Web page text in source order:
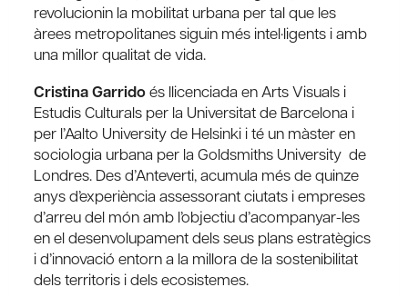
revolucionin la mobilitat urbana per tal que les
àrees metropolitanes siguin més intel·ligents i amb
una millor qualitat de vida.
Cristina Garridoés llicenciada en Arts Visuals i
Estudis Culturals per la Universitat de Barcelona i
per l’Aalto University de Helsinki i té un màster en
sociologia urbana per la Goldsmiths University de
Londres. Des d’Anteverti, acumula més de quinze
anys d’experiència assessorant ciutats i empreses
d’arreu del món amb l’objectiu d’acompanyar-les
en el desenvolupament dels seus plans estratègics
i d’innovació entorn a la millora de la sostenibilitat
dels territoris i dels ecosistemes.